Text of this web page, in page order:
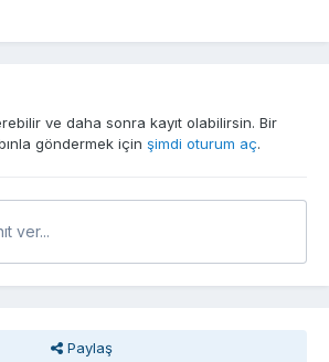
ve daha sonra kayıt olabilirsin. Bir
göndermek için şimdi oturum aç.
ver...
Paylaş